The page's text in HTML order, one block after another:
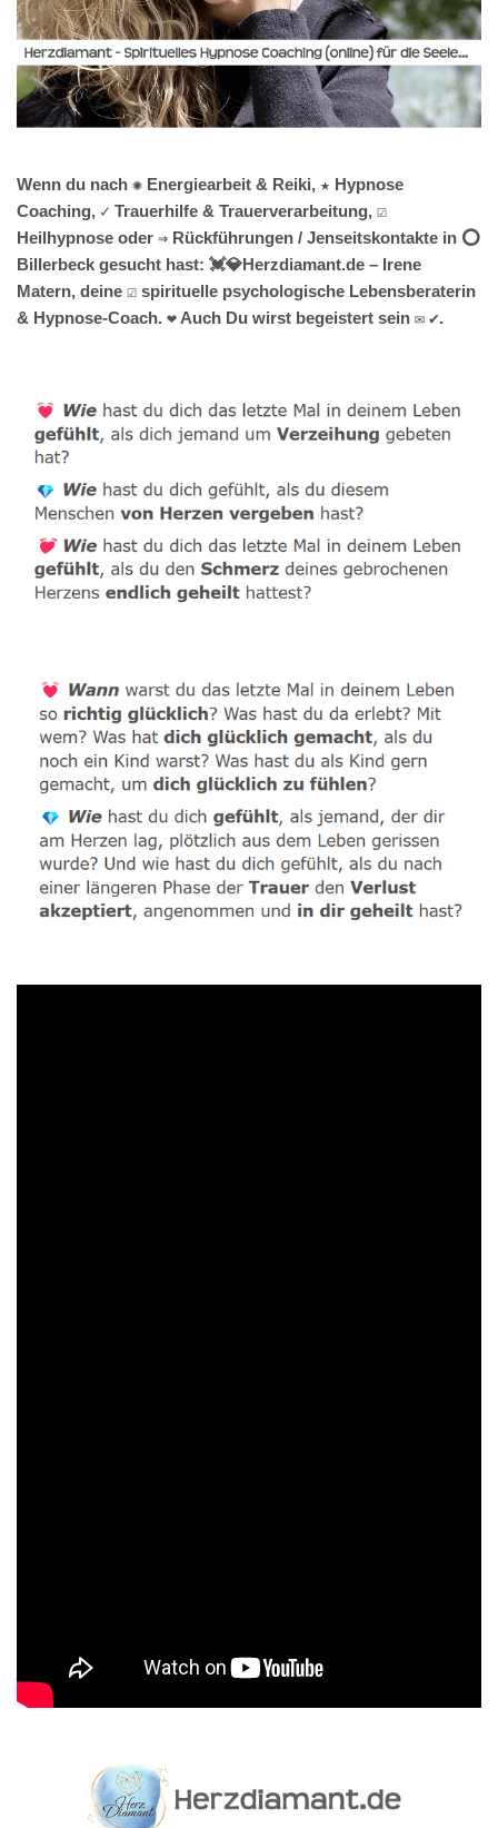
Wenn du nach ✺ Energiearbeit & Reiki, ★ Hypnose
Coaching, ✓ Trauerhilfe & Trauerverarbeitung, ☑️
Heilhypnose oder ⇒ Rückführungen / Jenseitskontakte in ⭕
Billerbeck gesucht hast: 💓️💎Herzdiamant.de – Irene
Matern, deine ☑️ spirituelle psychologische Lebensberaterin
& Hypnose-Coach. ❤ Auch Du wirst begeistert sein ✉ ✔.